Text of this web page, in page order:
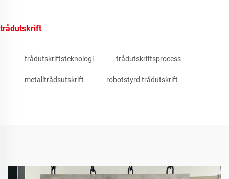
trådutskrift
trådutskriftsteknologi trådutskriftsprocess
metalltrådsutskrift robotstyrd trådutskrift